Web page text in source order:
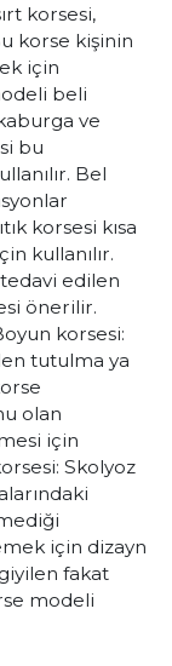
korsesi,
korse kişinin
için
beli
ve
bu
Bel
korsesi kısa
kullanılır.
edilen
önerilir.
korsesi:
tutulma ya
olan
için
Skolyoz
için dizayn
fakat
modeli